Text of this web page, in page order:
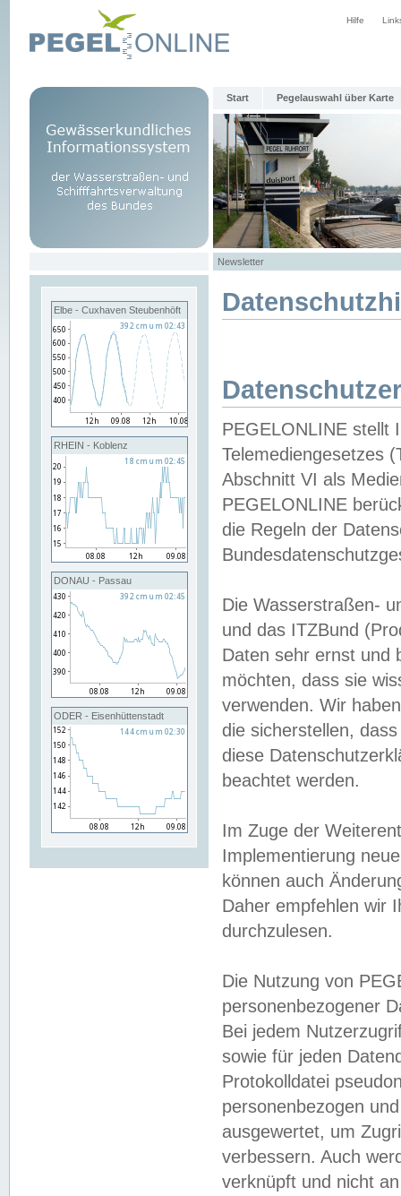
Hilfe
Start Pegelauswahl über Karte
Newsletter
Elbe - Cuxhaven Steubenhöft
RHEIN - Koblenz
DONAU - Passau
ODER - Eisenhüttenstadt
PEGELONLINE stellt
Telemediengesetzes
Abschnitt VI als
PEGELONLINE
die Regeln der
Die Wasserstraßen-
und das ITZBund
Daten sehr ernst und
möchten, dass sie
verwenden. Wir
die sicherstellen,
diese
beachtet werden.
Im Zuge der
Implementierung
können auch
Daher empfehlen wir
durchzulesen.
Die Nutzung von
personenbezogener
Bei jedem
sowie für jeden
Protokolldatei
personenbezogen
ausgewertet, um
verbessern. Auch
verknüpft und nicht